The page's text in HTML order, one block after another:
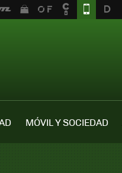
MÓVIL Y SOCIEDAD